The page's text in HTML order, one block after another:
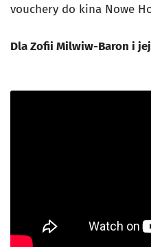
vouchery do kina Nowe
Dla Zofii Milwiw-Baron i